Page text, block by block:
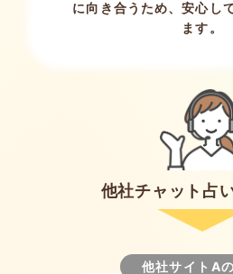
に向き合うため、安心し
ます。
他社チャット占
他社サイトA